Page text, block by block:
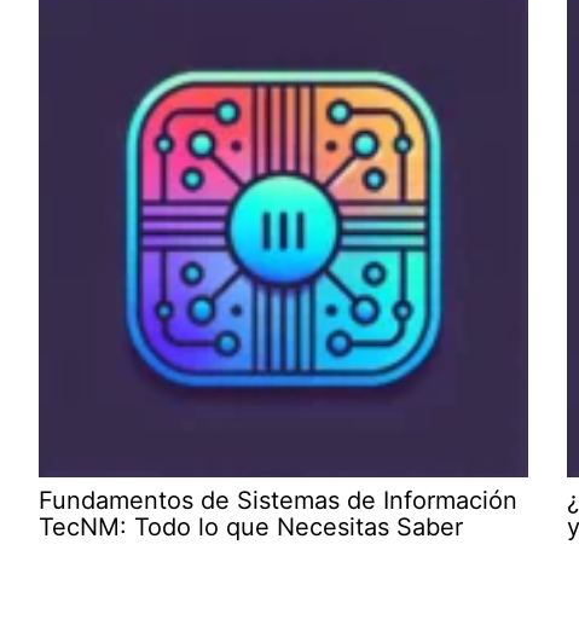
Fundamentos de Sistemas de Información
TecNM: Todo lo que Necesitas Saber